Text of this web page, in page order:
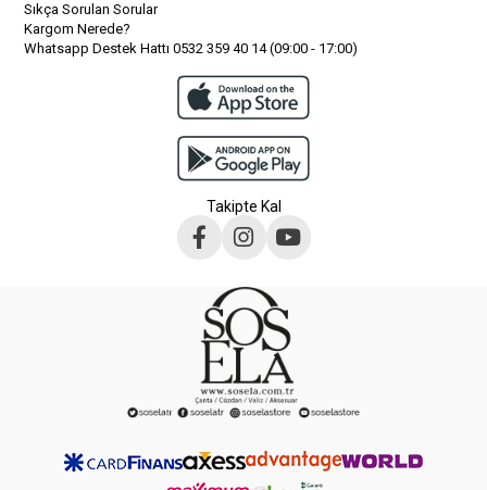
Sıkça Sorulan Sorular
Kargom Nerede?
Whatsapp Destek Hattı 0532 359 40 14 (09:00 - 17:00)
Takipte Kal